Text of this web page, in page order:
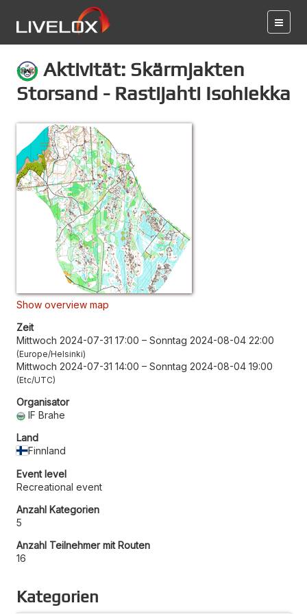
Aktivität: Skärmjakten
Storsand - Rastijahti Isohiekka
Show overview map
Zeit
Mittwoch 2024-07-31 17:00 – Sonntag 2024-08-04 22:00
Europe/Helsinki
Mittwoch 2024-07-31 14:00 – Sonntag 2024-08-04 19:00
Etc/UTC
Organisator
IF Brahe
Land
Finnland
Event level
Recreational event
Anzahl Kategorien
5
Anzahl Teilnehmer mit Routen
16
Kategorien